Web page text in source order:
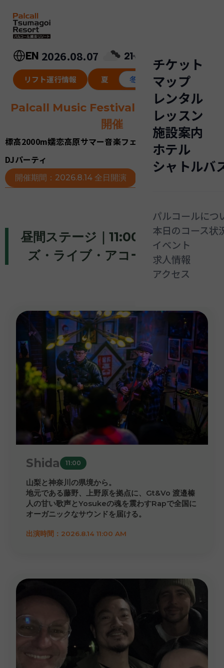
チケット
マップ
レンタル
レッスン
施設案内
ホテル
シャトルバ
パルコールにつ
本日のコース状
イベント
求人情報
アクセス
EN 2026.08.07 21℃
リフト運行情報 夏 冬
Palcall Music Festival 2026 お盆限定
開催
標高2000m嬬恋高原サマー音楽フェス｜昼ジャズ × 夜空
DJパーティ
開催期間：2026.8.14 全日開演
昼間ステージ｜11:00～19:00 ジャ
ズ・ライブ・アコースティック
Shida 11:00
山梨と神奈川の県境から。
地元である藤野、上野原を拠点に、Gt&Vo 渡邉榛
人の甘い歌声とYosukeの魂を震わすRapで全国に
オーガニックなサウンドを届ける。
出演時間：2026.8.14 11:00 AM